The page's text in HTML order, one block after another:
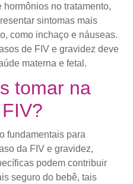
no tratamento,
sintomas mais
como inchaço e náuseas.
de FIV e gravidez deve
materna e fetal.
tomar na
fundamentais para
da FIV e gravidez,
podem contribuir
seguro do bebê, tais